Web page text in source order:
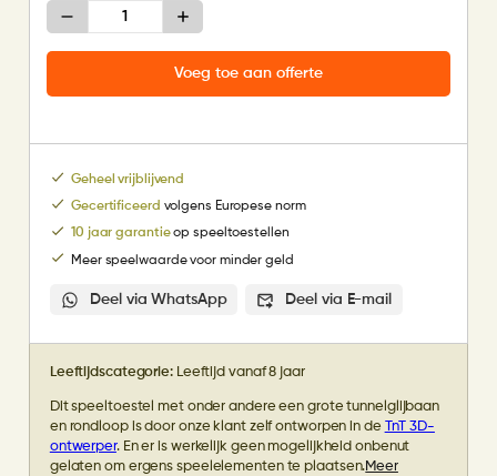
Speeltoestel
grote
aantal
Voeg toe aan offerte
Geheel vrijblijvend
Gecertificeerd volgens Europese norm
10 jaar garantieop speeltoestellen
Meer speelwaarde voor minder geld
Deel via WhatsApp Deel via E-mail
Leeftijdscategorie:Leeftijd vanaf 8 jaar
Dit speeltoestel met onder andere een grote tunnelglijbaan
en rondloop is door onze klant zelf ontworpen in de
TnT 3D-
ontwerper. En er is werkelijk geen mogelijkheid onbenut
gelaten om ergens speelelementen te plaatsen.Meer